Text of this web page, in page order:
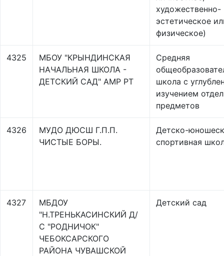
художественно-
эстетическое
физическое)
4325
МБОУ "КРЫНДИНСКАЯ
НАЧАЛЬНАЯ ШКОЛА -
ДЕТСКИЙ САД" АМР РТ
Средняя
школа с
изучением
предметов
4326
МУДО ДЮСШ Г.П.П.
ЧИСТЫЕ БОРЫ.
Детско-
спортивная
4327
МБДОУ
"Н.ТРЕНЬКАСИНСКИЙ Д/
С "РОДНИЧОК"
ЧЕБОКСАРСКОГО
РАЙОНА ЧУВАШСКОЙ
Детский сад